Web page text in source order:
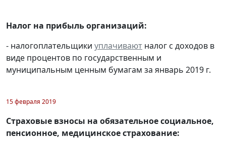
Налог на прибыль организаций:
- налогоплательщики уплачивают налог с доходов в
виде процентов по государственным и
муниципальным ценным бумагам за январь 2019 г.
15 февраля 2019
Страховые взносы на обязательное социальное,
пенсионное, медицинское страхование: